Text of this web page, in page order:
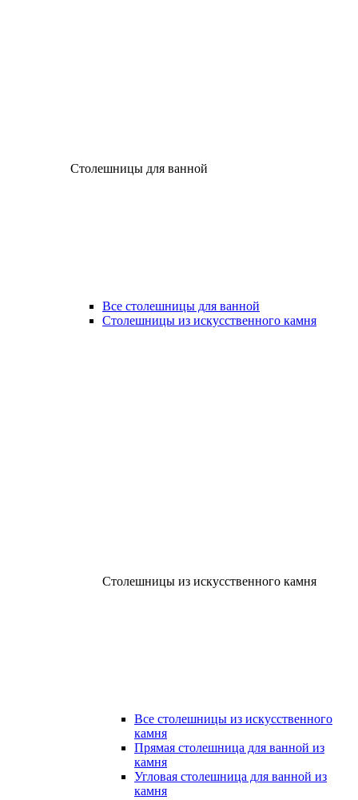
Столешницы для ванной
Все столешницы для ванной
Столешницы из искусственного камня
Столешницы из искусственного камня
Все столешницы из искусственного
камня
Прямая столешница для ванной из
камня
Угловая столешница для ванной из
камня